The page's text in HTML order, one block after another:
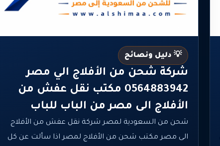
💡 دليل ونصائح
شركة شحن من الأفلاج الي مصر
0564883942 مكتب نقل عفش من
الأفلاج الى مصر من الباب للباب
شحن من السعودية لمصر شركة نقل عفش من الأفلاج
الى مصر مكتب شحن من الأفلاج لمصر اذا سألت عن كل